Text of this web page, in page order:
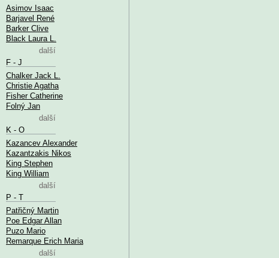
Asimov Isaac
Barjavel René
Barker Clive
Black Laura L.
další
F - J
Chalker Jack L.
Christie Agatha
Fisher Catherine
Folný Jan
další
K - O
Kazancev Alexander
Kazantzakis Nikos
King Stephen
King William
další
P - T
Patřičný Martin
Poe Edgar Allan
Puzo Mario
Remarque Erich Maria
další